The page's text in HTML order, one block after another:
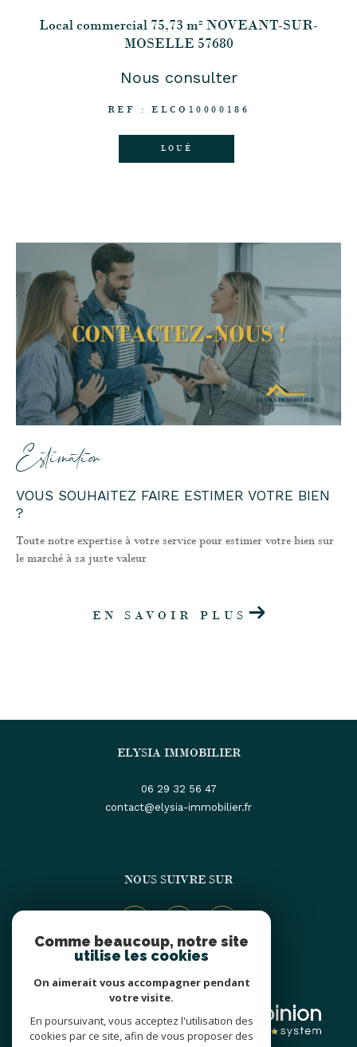
Local commercial 75,73 m² NOVEANT-SUR-
MOSELLE 57680
Nous consulter
REF : ELCO10000186
LOUÉ
Estimation
VOUS SOUHAITEZ FAIRE ESTIMER VOTRE BIEN
?
Toute notre expertise à votre service pour estimer votre bien sur
le marché à sa juste valeur
EN SAVOIR PLUS
ELYSIA IMMOBILIER
06 29 32 56 47
contact@elysia-immobilier.fr
NOUS SUIVRE SUR
ADHÉRENTS
Comme beaucoup, notre site
utilise les cookies
On aimerait vous accompagner pendant
votre visite.
En poursuivant, vous acceptez l'utilisation des
cookies par ce site, afin de vous proposer des